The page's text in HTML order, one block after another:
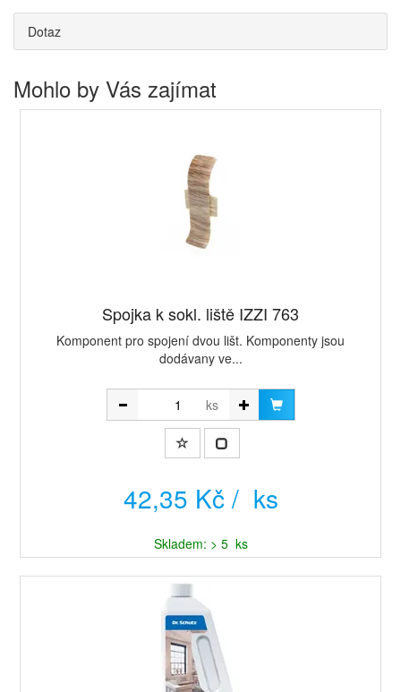
Dotaz
Mohlo by Vás zajímat
Spojka k sokl. liště IZZI 763
Komponent pro spojení dvou lišt. Komponenty jsou
dodávany ve...
ks
42,35 Kč / ks
Skladem: > 5 ks